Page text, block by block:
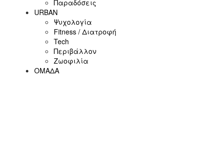
Παραδόσεις
URBAN
Ψυχολογία
Fitness / Διατροφή
Tech
Περιβάλλον
Ζωοφιλία
ΟΜΑΔΑ